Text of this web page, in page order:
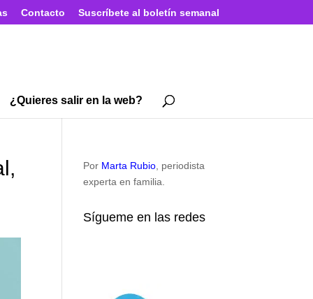
Contacto Suscríbete al boletín semanal
¿Quieres salir en la web?
Por Marta Rubio , periodista
experta en familia.
Sígueme en las redes